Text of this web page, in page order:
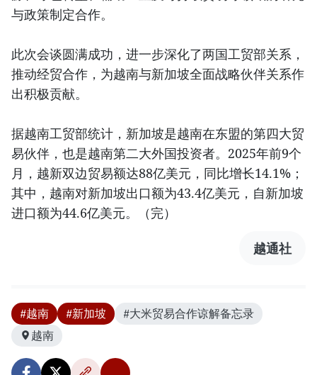
与政策制定合作。
此次会谈圆满成功，进一步深化了两国工贸部关系，
推动经贸合作，为越南与新加坡全面战略伙伴关系作
出积极贡献。
据越南工贸部统计，新加坡是越南在东盟的第四大贸
易伙伴，也是越南第二大外国投资者。2025年前9个
月，越新双边贸易额达88亿美元，同比增长14.1%；
其中，越南对新加坡出口额为43.4亿美元，自新加坡
进口额为44.6亿美元。（完）
越通社
#越南 #新加坡
#大米贸易合作谅解备忘录
越南